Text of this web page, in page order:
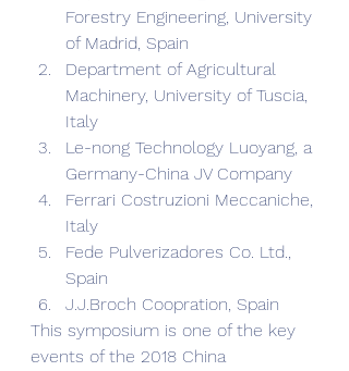
Forestry Engineering, University
of Madrid, Spain
Department of Agricultural
Machinery, University of Tuscia,
Italy
Le-nong Technology Luoyang, a
Germany-China JV Company
Ferrari Costruzioni Meccaniche,
Italy
Fede Pulverizadores Co. Ltd.,
Spain
J.J.Broch Coopration, Spain
This symposium is one of the key
events of the 2018 China